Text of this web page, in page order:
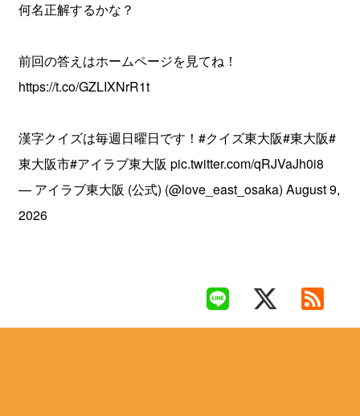
何名正解するかな？
前回の答えはホームページを見てね！
https://t.co/GZLIXNrR1t
漢字クイズは毎週日曜日です！#クイズ東大阪#東大阪#
東大阪市#アイラブ東大阪 pic.twitter.com/qRJVaJh0i8
— アイラブ東大阪 (公式) (@love_east_osaka)August 9,
2026